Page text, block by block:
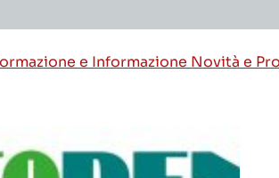
e Informazione Novità e